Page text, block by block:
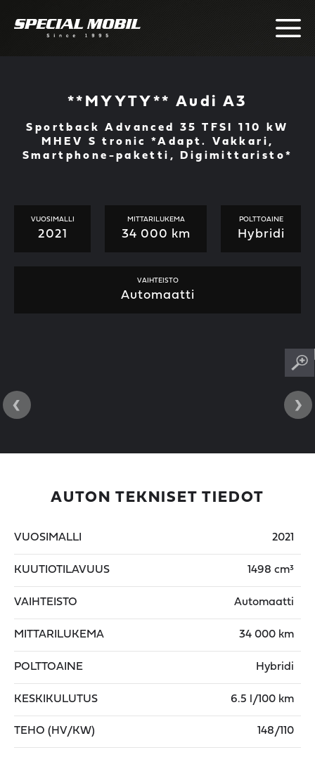
**MYYTY** Audi A3
Sportback Advanced 35 TFSI 110 kW
MHEV S tronic *Adapt. Vakkari,
Smartphone-paketti, Digimittaristo*
VUOSIMALLI
2021
MITTARILUKEMA
34 000 km
POLTTOAINE
Hybridi
VAIHTEISTO
Automaatti
‹ ›
AUTON TEKNISET TIEDOT
VUOSIMALLI 2021
KUUTIOTILAVUUS 1498 cm³
VAIHTEISTO Automaatti
MITTARILUKEMA 34 000 km
POLTTOAINE Hybridi
KESKIKULUTUS 6.5 l/100 km
TEHO (HV/KW) 148/110